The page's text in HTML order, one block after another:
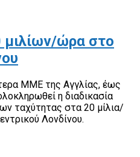
μιλίων/ώρα στο
ΜΜΕ της Αγγλίας, έως
η διαδικασία
ταχύτητας στα 20 μίλια/
Λονδίνου.